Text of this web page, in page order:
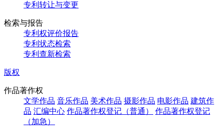
专利转让与变更
检索与报告
专利权评价报告
专利状态检索
专利查新检索
版权
作品著作权
文学作品 音乐作品 美术作品 摄影作品 电影作品 建筑作
品 汇编中心 作品著作权登记（普通）
作品著作权登记
（加急）